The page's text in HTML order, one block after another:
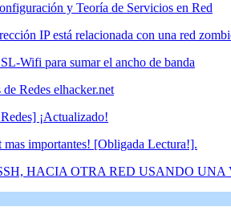
y Teoría de Servicios en Red
IP está relacionada con una red
Wifi para sumar el ancho de banda
Redes elhacker.net
¡Actualizado!
mas importantes! [Obligada Lectura!].
HACIA OTRA RED USANDO UNA